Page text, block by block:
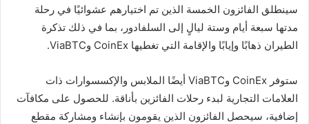
سينطلق الفائزون الخمسة الذين تم اختيارهم عشوائيًا في رحلة
مدتها سبعة أيام وستة ليالٍ إلى السلفادور، بما في ذلك تذكرة
الطيران ذهابًا وإيابًا والإقامة التي تغطيها CoinEx وViaBTC.
ستوفر CoinEx وViaBTC أيضًا الملابس والإكسسوارات ذات
العلامات التجارية لبدء رحلات الفائزين بأناقة. للحصول على مكافآت
إضافية، سيحصل الفائزون الذين يقومون بإنشاء ومشاركة مقطع